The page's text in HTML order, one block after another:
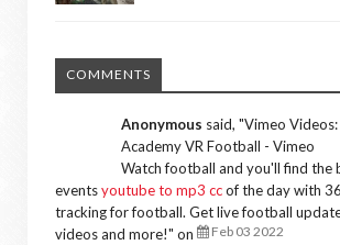
COMMENTS
Anonymous said, "Vimeo
Academy VR Football - Vimeo
Watch football and you'll find the
eventsyoutube to mp3 ccof the day with
tracking for football. Get live football
videos and more!" on Feb 03 2022